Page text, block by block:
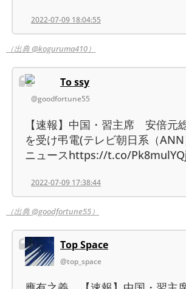
2022-07-09 18:04:55
（出典 @koguruma410）
To ssy
@goodfortune55
【速報】中国・習主席 安倍元
を受け弔電(テレビ朝日系（
ニュースhttps://t.co/
2022-07-09 17:38:44
（出典 @goodfortune55）
Top Space
@top_space